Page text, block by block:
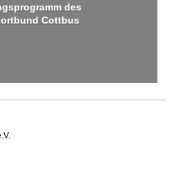
des
Cottbus